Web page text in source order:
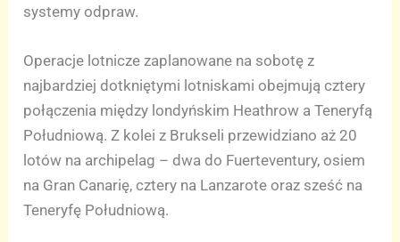
systemy odpraw.
Operacje lotnicze zaplanowane na sobotę z
najbardziej dotkniętymi lotniskami obejmują cztery
połączenia między londyńskim Heathrow a Teneryfą
Południową. Z kolei z Brukseli przewidziano aż 20
lotów na archipelag – dwa do Fuerteventury, osiem
na Gran Canarię, cztery na Lanzarote oraz sześć na
Teneryfę Południową.